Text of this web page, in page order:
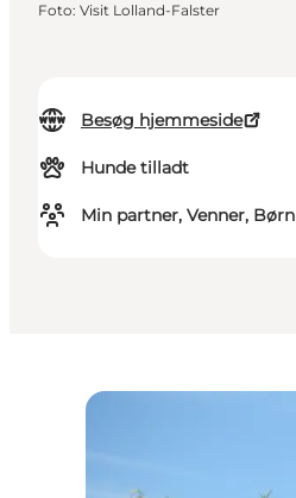
Besøg hjemmeside
Hunde tilladt
Min partner, Venner, Børn
Foto: Visit Lolland-Falster